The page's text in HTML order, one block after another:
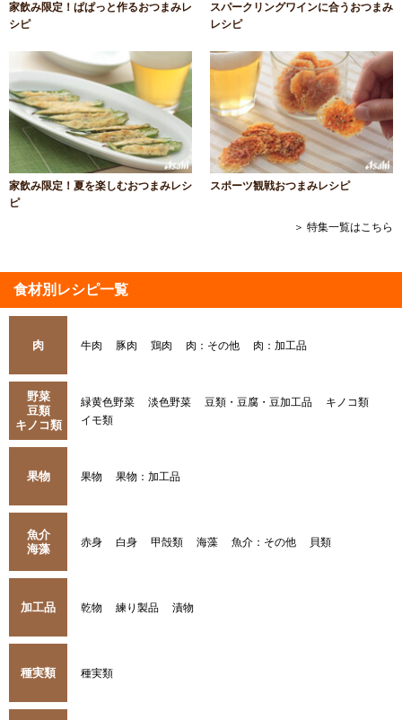
家飲み限定！ぱぱっと作るおつまみレ
シピ
スパークリングワインに合うおつまみ
レシピ
家飲み限定！夏を楽しむおつまみレシ
ピ
スポーツ観戦おつまみレシピ
＞ 特集一覧はこちら
食材別レシピ一覧
肉 牛肉 豚肉 鶏肉 肉：その他 肉：加工品
野菜
豆類
キノコ類
緑黄色野菜 淡色野菜 豆類・豆腐・豆加工品
キノコ類
イモ類
果物 果物 果物：加工品
魚介
海藻
赤身 白身 甲殻類 海藻 魚介：その他 貝類
加工品 乾物 練り製品 漬物
種実類 種実類